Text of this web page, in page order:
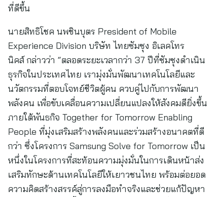
ที่ดีขึ้น
นายสิทธิโชค นพชินบุตร President of Mobile
Experience Division บริษัท ไทยซัมซุง อิเลคโทร
นิคส์ กล่าวว่า “ตลอดระยะเวลากว่า 37 ปีที่ซัมซุงดำเนิน
ธุรกิจในประเทศไทย เรามุ่งมั่นพัฒนาเทคโนโลยีและ
นวัตกรรมที่ตอบโจทย์ชีวิตผู้คน ควบคู่ไปกับการพัฒนา
พลังคน เพื่อขับเคลื่อนความเปลี่ยนแปลงให้สังคมดียิ่งขึ้น
ภายใต้พันธกิจ Together for Tomorrow Enabling
People ที่มุ่งเสริมสร้างพลังคนและร่วมสร้างอนาคตที่ดี
กว่า ซึ่งโครงการ Samsung Solve for Tomorrow เป็น
หนึ่งในโครงการที่สะท้อนความมุ่งมั่นในการเดินหน้าส่ง
เสริมทักษะด้านเทคโนโลยีให้เยาวชนไทย พร้อมต่อยอด
ความคิดสร้างสรรค์สู่การลงมือทำจริงและช่วยแก้ปัญหา